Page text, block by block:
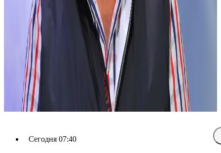
Сегодня 07:40